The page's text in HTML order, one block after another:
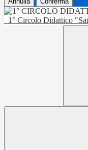
1° Circolo Didattico